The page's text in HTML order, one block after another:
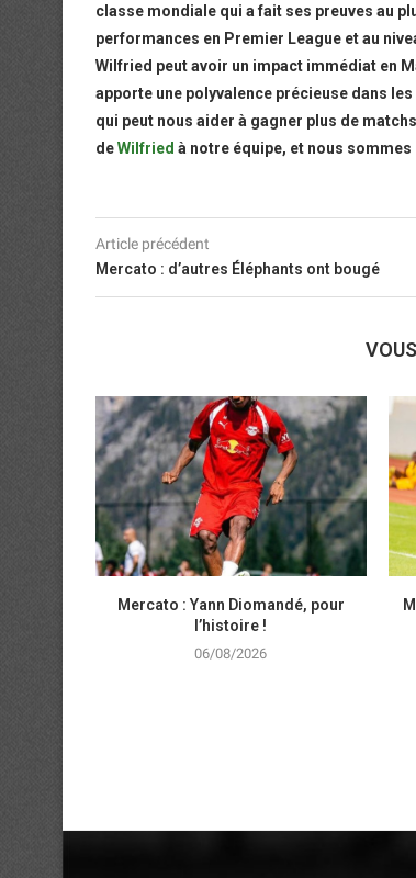
classe mondiale qui a fait ses preuves au
performances en Premier League et au
Wilfried peut avoir un impact immédiat en
apporte une polyvalence précieuse dans
qui peut nous aider à gagner plus de
deWilfried à notre équipe, et nous sommes
Article précédent
Mercato : d’autres Éléphants ont bougé
Mercato : Yann Diomandé, pour
l’histoire !
06/08/2026